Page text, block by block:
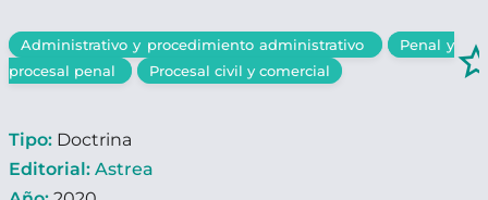
Administrativo y procedimiento administrativo
Penal y
procesal penal
Procesal civil y comercial
Tipo: Doctrina
Editorial: Astrea